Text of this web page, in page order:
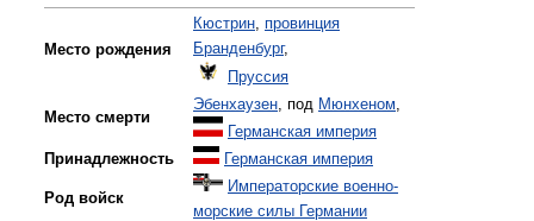
Место рождения
Кюстрин, провинция
Бранденбург,
Пруссия
Место смерти
Эбенхаузен, под Мюнхеном,
Германская империя
Принадлежность
Германская империя
Род войск
Императорские военно-
морские силы Германии